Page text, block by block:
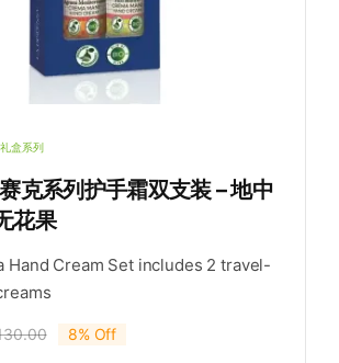
盒系列
克系列护手霜双支装 – 地中
花果
Hand Cream Set includes 2 travel-
原
当
8% Off